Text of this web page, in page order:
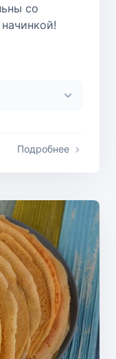
со
Подробнее